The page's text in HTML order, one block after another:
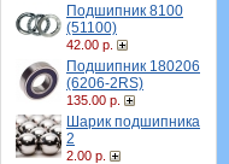
Подшипник 8100
(51100)
42.00 р.
Подшипник 180206
(6206-2RS)
135.00 р.
Шарик подшипника
2
2.00 р.